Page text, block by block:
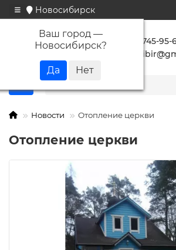
Новосибирск
Ваш город —
Новосибирск?
+7 923 745-95-
Новости Отопление церкви
Отопление церкви